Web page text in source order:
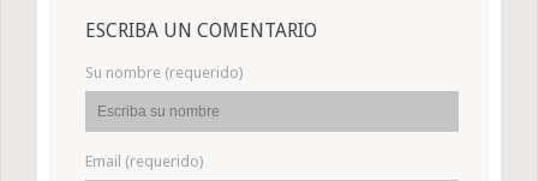
ESCRIBA UN COMENTARIO
Su nombre (requerido)
Email (requerido)